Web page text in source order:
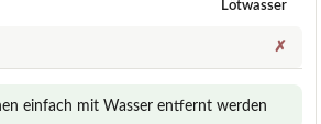
Lötwasser
✗
einfach mit Wasser entfernt werden